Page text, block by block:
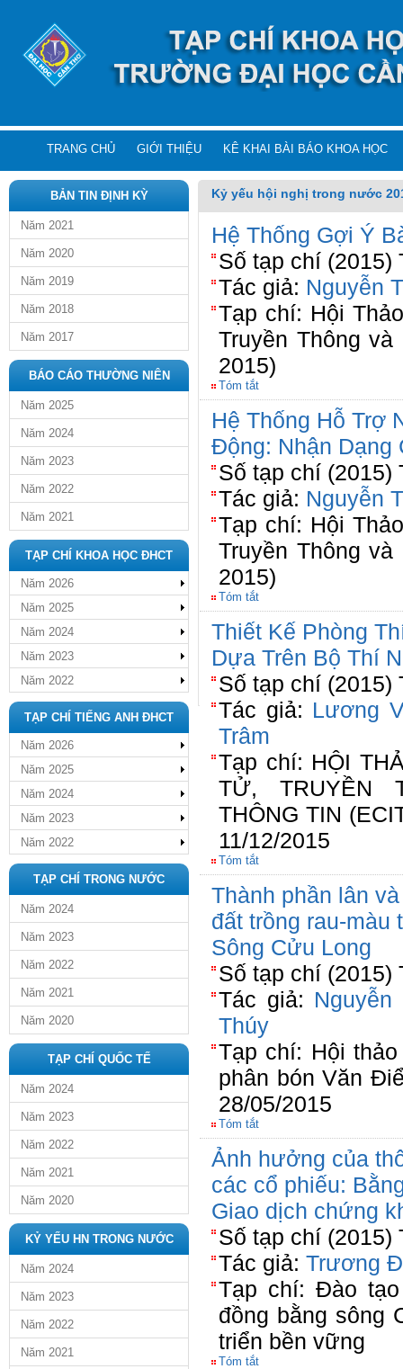
TRANG CHỦ GIỚI THIỆU KÊ KHAI BÀI BÁO KHOA HỌC
BẢN TIN ĐỊNH KỲ
Năm 2021
Năm 2020
Năm 2019
Năm 2018
Năm 2017
BÁO CÁO THƯỜNG NIÊN
Năm 2025
Năm 2024
Năm 2023
Năm 2022
Năm 2021
TẠP CHÍ KHOA HỌC ĐHCT
Năm 2026
Năm 2025
Năm 2024
Năm 2023
Năm 2022
TẠP CHÍ TIẾNG ANH ĐHCT
Năm 2026
Năm 2025
Năm 2024
Năm 2023
Năm 2022
TẠP CHÍ TRONG NƯỚC
Năm 2024
Năm 2023
Năm 2022
Năm 2021
Năm 2020
TẠP CHÍ QUỐC TẾ
Năm 2024
Năm 2023
Năm 2022
Năm 2021
Năm 2020
KỶ YẾU HN TRONG NƯỚC
Năm 2024
Năm 2023
Năm 2022
Năm 2021
Kỷ yếu hội nghị trong nước
Hệ Thống Gợi Ý
Số tạp chí (2015)
Tác giả: Nguyễn
Tạp chí: Hội
Truyền Thông
2015)
Tóm tắt
Hệ Thống Hỗ Trợ
Động: Nhận Dạng
Số tạp chí (2015)
Tác giả: Nguyễn
Tạp chí: Hội
Truyền Thông
2015)
Tóm tắt
Thiết Kế Phòng
Dựa Trên Bộ Thí
Số tạp chí (2015)
Tác giả: Lương
Trâm
Tạp chí: HỘI
TỬ, TRUYỀN
THÔNG TIN
11/12/2015
Tóm tắt
Thành phần lân
đất trồng rau-màu
Sông Cửu Long
Số tạp chí (2015)
Tác giả:
Thúy
Tạp chí: Hội
phân bón Văn
28/05/2015
Tóm tắt
Ảnh hưởng của
các cổ phiếu:
Giao dịch chứng
Số tạp chí (2015)
Tác giả: Trương
Tạp chí: Đào
đồng bằng sông
triển bền vững
Tóm tắt